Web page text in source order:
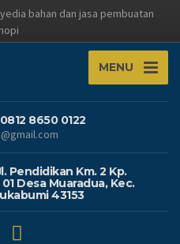
bahan dan jasa pembuatan
MENU
8650 0122
Pendidikan Km. 2 Kp.
Desa Muaradua, Kec.
43153